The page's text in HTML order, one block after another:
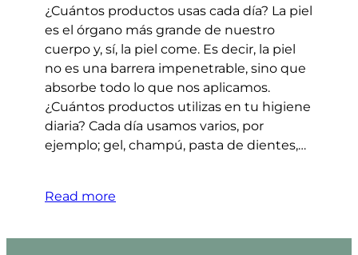
¿Cuántos productos usas cada día? La piel
es el órgano más grande de nuestro
cuerpo y, sí, la piel come. Es decir, la piel
no es una barrera impenetrable, sino que
absorbe todo lo que nos aplicamos.
¿Cuántos productos utilizas en tu higiene
diaria? Cada día usamos varios, por
ejemplo; gel, champú, pasta de dientes,…
Read more